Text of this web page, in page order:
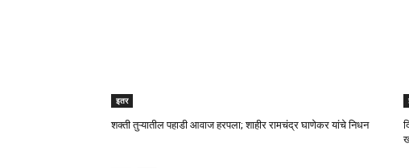
इतर
शक्ती तुऱ्यातील पहाडी आवाज हरपला; शाहीर रामचंद्र घाणेकर यांचे निधन